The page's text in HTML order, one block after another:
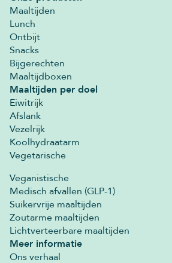
Maaltijden
Lunch
Ontbijt
Snacks
Bijgerechten
Maaltijdboxen
Maaltijden per doel
Eiwitrijk
Afslank
Vezelrijk
Koolhydraatarm
Vegetarische
Veganistische
Medisch afvallen (GLP-1)
Suikervrije maaltijden
Zoutarme maaltijden
Lichtverteerbare maaltijden
Meer informatie
Ons verhaal